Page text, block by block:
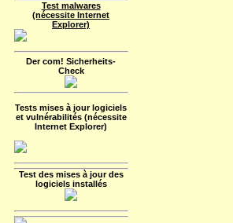
Test malwares
(nécessite Internet
Explorer)
Der com! Sicherheits-
Check
Tests mises à jour logiciels
et vulnérabilités (nécessite
Internet Explorer)
Test des mises à jour des
logiciels installés